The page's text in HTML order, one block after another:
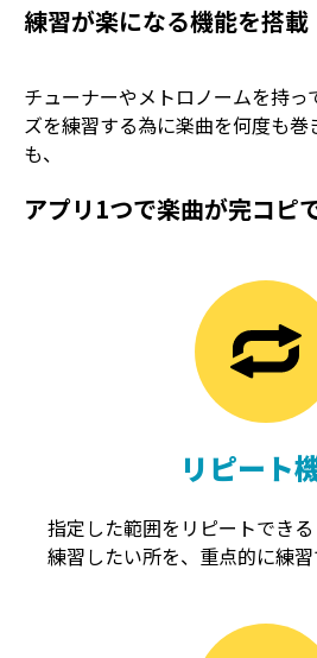
練習が楽になる機能を搭載
チューナーやメトロノームを持っ
ズを練習する為に楽曲を何度も巻
も、
アプリ1つで楽曲が完コピ
リピート
指定した範囲をリピートできる
練習したい所を、重点的に練習